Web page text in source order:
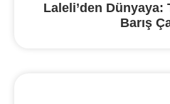
Laleli’den Dünyaya:
Barış